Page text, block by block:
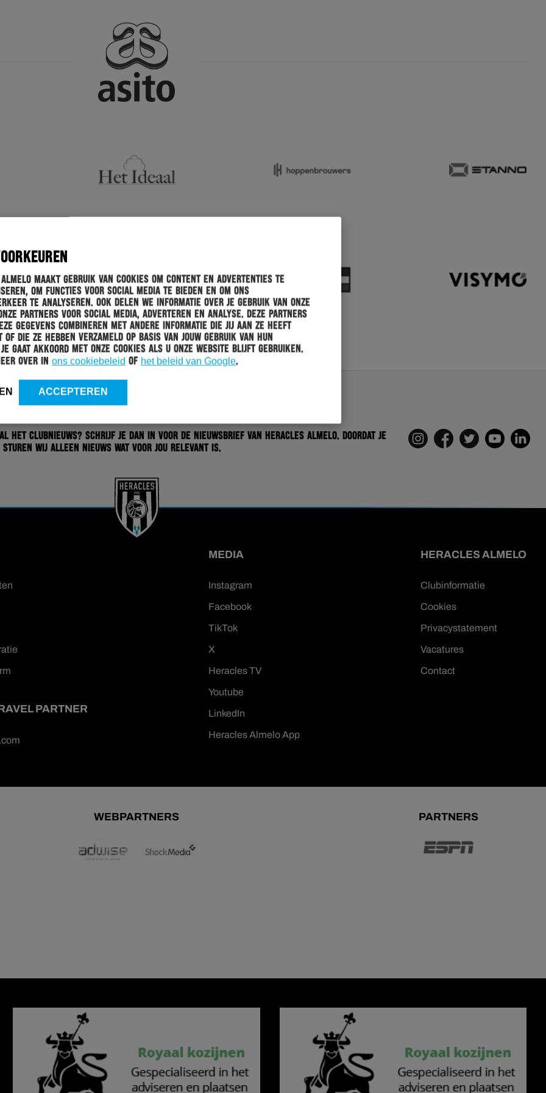
maakt gebruik van cookies om content en advertenties te
om functies voor social media te bieden en om ons
te analyseren. Ook delen we informatie over je gebruik van onze
partners voor social media, adverteren en analyse. Deze partners
gegevens combineren met andere informatie die jij aan ze heeft
die ze hebben verzameld op basis van jouw gebruik van hun
gaat akkoord met onze cookies als u onze website blijft gebruiken.
over in ons cookiebeleid of het beleid van Google.
ACCEPTEREN
het clubnieuws? Schrijf je dan in voor de nieuwsbrief van Heracles Almelo. Doordat je
wij alleen nieuws wat voor jou relevant is.
PARTNER
MEDIA
Instagram
Facebook
TikTok
X
Heracles TV
Youtube
LinkedIn
Heracles Almelo App
HERACLES ALMELO
Clubinformatie
Cookies
Privacystatement
Vacatures
Contact
WEBPARTNERS PARTNERS